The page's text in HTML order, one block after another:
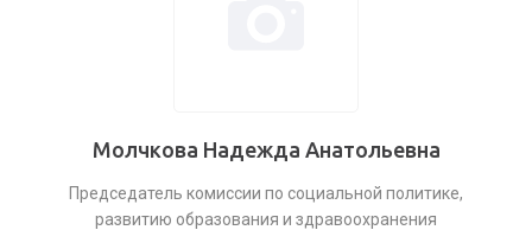
Молчкова Надежда Анатольевна
Председатель комиссии по социальной политике,
развитию образования и здравоохранения